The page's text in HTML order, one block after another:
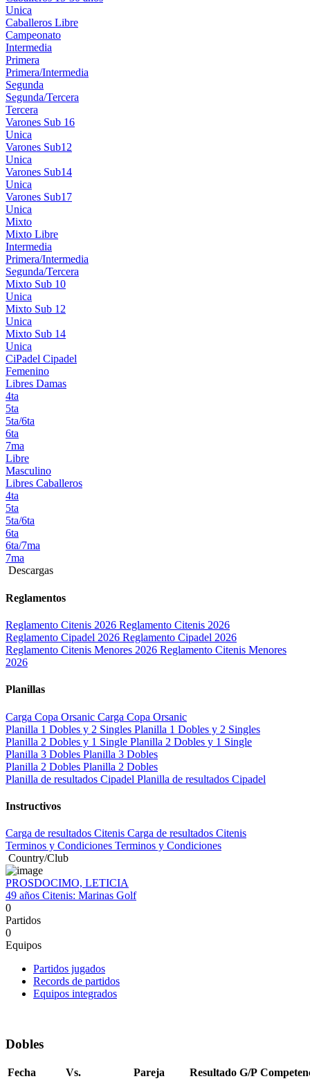
Unica
Caballeros Libre
Campeonato
Intermedia
Primera
Primera/Intermedia
Segunda
Segunda/Tercera
Tercera
Varones Sub 16
Unica
Varones Sub12
Unica
Varones Sub14
Unica
Varones Sub17
Unica
Mixto
Mixto Libre
Intermedia
Primera/Intermedia
Segunda/Tercera
Mixto Sub 10
Unica
Mixto Sub 12
Unica
Mixto Sub 14
Unica
CiPadel Cipadel
Femenino
Libres Damas
4ta
5ta
5ta/6ta
6ta
7ma
Libre
Masculino
Libres Caballeros
4ta
5ta
5ta/6ta
6ta
6ta/7ma
7ma
Descargas
Reglamentos
Reglamento Citenis 2026 Reglamento Citenis 2026
Reglamento Cipadel 2026 Reglamento Cipadel 2026
Reglamento Citenis Menores 2026 Reglamento Citenis Menores
2026
Planillas
Carga Copa Orsanic Carga Copa Orsanic
Planilla 1 Dobles y 2 Singles Planilla 1 Dobles y 2 Singles
Planilla 2 Dobles y 1 Single Planilla 2 Dobles y 1 Single
Planilla 3 Dobles Planilla 3 Dobles
Planilla 2 Dobles Planilla 2 Dobles
Planilla de resultados Cipadel Planilla de resultados Cipadel
Instructivos
Carga de resultados Citenis Carga de resultados Citenis
Terminos y Condiciones Terminos y Condiciones
Country/Club
PROSDOCIMO, LETICIA
49 años Citenis: Marinas Golf
0
Partidos
0
Equipos
Partidos jugados
Records de partidos
Equipos integrados
Dobles
Fecha Vs. Pareja Resultado G/P